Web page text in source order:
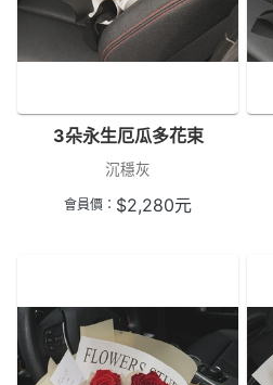
3朵永生厄瓜多花束
沉穩灰
會員價： $2,280元